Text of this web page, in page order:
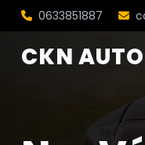
0633851887
CKN AUTO